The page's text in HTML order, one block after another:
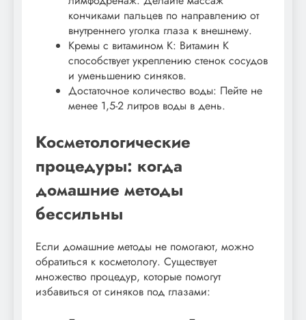
кончиками пальцев по направлению от
внутреннего уголка глаза к внешнему.
Кремы с витамином К: Витамин К
способствует укреплению стенок сосудов
и уменьшению синяков.
Достаточное количество воды: Пейте не
менее 1,5-2 литров воды в день.
Косметологические
процедуры: когда
домашние методы
бессильны
Если домашние методы не помогают, можно
обратиться к косметологу. Существует
множество процедур, которые помогут
избавиться от синяков под глазами: